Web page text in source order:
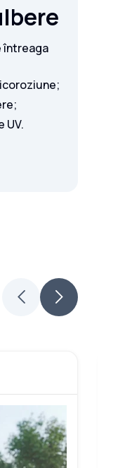
întreaga
UV.